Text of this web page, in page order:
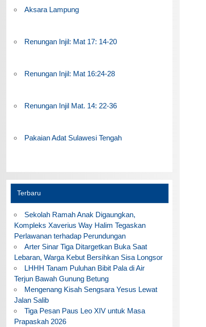
Aksara Lampung
Renungan Injil: Mat 17: 14-20
Renungan Injil: Mat 16:24-28
Renungan Injil Mat. 14: 22-36
Pakaian Adat Sulawesi Tengah
Terbaru
Sekolah Ramah Anak Digaungkan,
Kompleks Xaverius Way Halim Tegaskan
Perlawanan terhadap Perundungan
Arter Sinar Tiga Ditargetkan Buka Saat
Lebaran, Warga Kebut Bersihkan Sisa Longsor
LHHH Tanam Puluhan Bibit Pala di Air
Terjun Bawah Gunung Betung
Mengenang Kisah Sengsara Yesus Lewat
Jalan Salib
Tiga Pesan Paus Leo XIV untuk Masa
Prapaskah 2026